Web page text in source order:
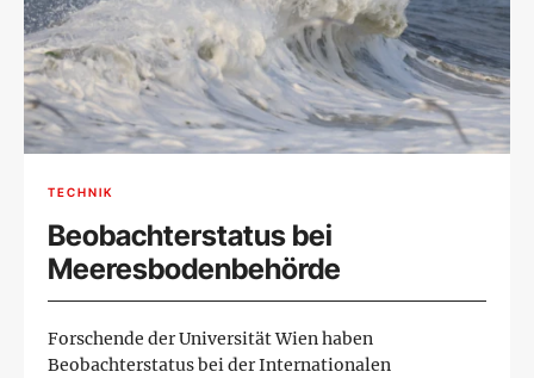
TECHNIK
Beobachterstatus bei
Meeresbodenbehörde
Forschende der Universität Wien haben
Beobachterstatus bei der Internationalen